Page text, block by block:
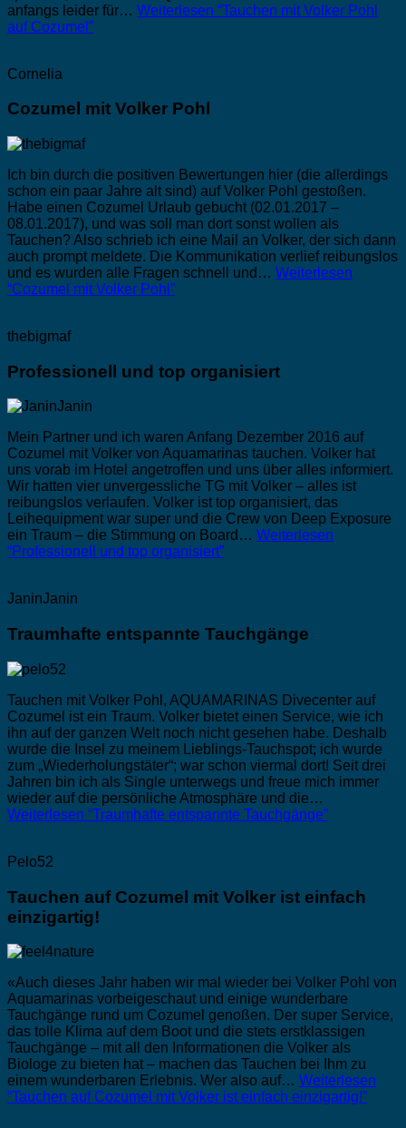
anfangs leider für… Weiterlesen “Tauchen mit Volker Pohl
auf Cozumel”
Cornelia
Cozumel mit Volker Pohl
Ich bin durch die positiven Bewertungen hier (die allerdings
schon ein paar Jahre alt sind) auf Volker Pohl gestoßen.
Habe einen Cozumel Urlaub gebucht (02.01.2017 –
08.01.2017), und was soll man dort sonst wollen als
Tauchen? Also schrieb ich eine Mail an Volker, der sich dann
auch prompt meldete. Die Kommunikation verlief reibungslos
und es wurden alle Fragen schnell und… Weiterlesen
“Cozumel mit Volker Pohl”
thebigmaf
Professionell und top organisiert
Mein Partner und ich waren Anfang Dezember 2016 auf
Cozumel mit Volker von Aquamarinas tauchen. Volker hat
uns vorab im Hotel angetroffen und uns über alles informiert.
Wir hatten vier unvergessliche TG mit Volker – alles ist
reibungslos verlaufen. Volker ist top organisiert, das
Leihequipment war super und die Crew von Deep Exposure
ein Traum – die Stimmung on Board… Weiterlesen
“Professionell und top organisiert”
JaninJanin
Traumhafte entspannte Tauchgänge
Tauchen mit Volker Pohl, AQUAMARINAS Divecenter auf
Cozumel ist ein Traum. Volker bietet einen Service, wie ich
ihn auf der ganzen Welt noch nicht gesehen habe. Deshalb
wurde die Insel zu meinem Lieblings-Tauchspot; ich wurde
zum „Wiederholungstäter“; war schon viermal dort! Seit drei
Jahren bin ich als Single unterwegs und freue mich immer
wieder auf die persönliche Atmosphäre und die…
Weiterlesen “Traumhafte entspannte Tauchgänge”
Pelo52
Tauchen auf Cozumel mit Volker ist einfach
einzigartig!
«Auch dieses Jahr haben wir mal wieder bei Volker Pohl von
Aquamarinas vorbeigeschaut und einige wunderbare
Tauchgänge rund um Cozumel genoßen. Der super Service,
das tolle Klima auf dem Boot und die stets erstklassigen
Tauchgänge – mit all den Informationen die Volker als
Biologe zu bieten hat – machen das Tauchen bei Ihm zu
einem wunderbaren Erlebnis. Wer also auf… Weiterlesen
“Tauchen auf Cozumel mit Volker ist einfach einzigartig!”